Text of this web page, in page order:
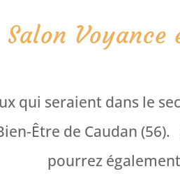
Salon
qui seraient dans le
Être de Caudan
pourrez